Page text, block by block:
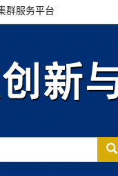
群服务平台